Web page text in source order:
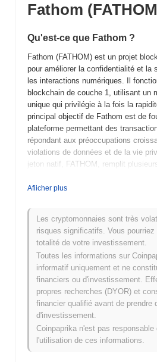
Fathom
Qu'est-ce que Fathom ?
Fathom (FATHOM) est un projet
pour améliorer la confidentialité et la
les interactions numériques. Il
blockchain de couche 1, utilisant un
unique qui privilégie à la fois la
principal objectif de Fathom est de
plateforme permettant des
répondant aux préoccupations
violations de données et de la vie
jeton natif, FATHOM, remplit
et l'incitation des participants au
et gagner des récompenses,
communautaire et la participation
Fathom se distingue par son
confidentialité, utilisant des
avancées pour garantir que les
confidentielles tout en permettant
accent sur la confidentialité et la
comme un acteur significatif dans le
technologie blockchain, s'adressant
privilégient la protection des
numériques.
Quand et comment Fathom
Afiicher plus
Les cryptomonnaies sont très
risques significatifs. Vous pourriez
totalité de votre investissement.
Toutes les informations sur
informatif uniquement et ne
financiers ou d'investissement.
propres recherches (DYOR) et
financier qualifié avant de prendre
d'investissement.
Coinpaprika n'est pas
l'utilisation de ces informations.